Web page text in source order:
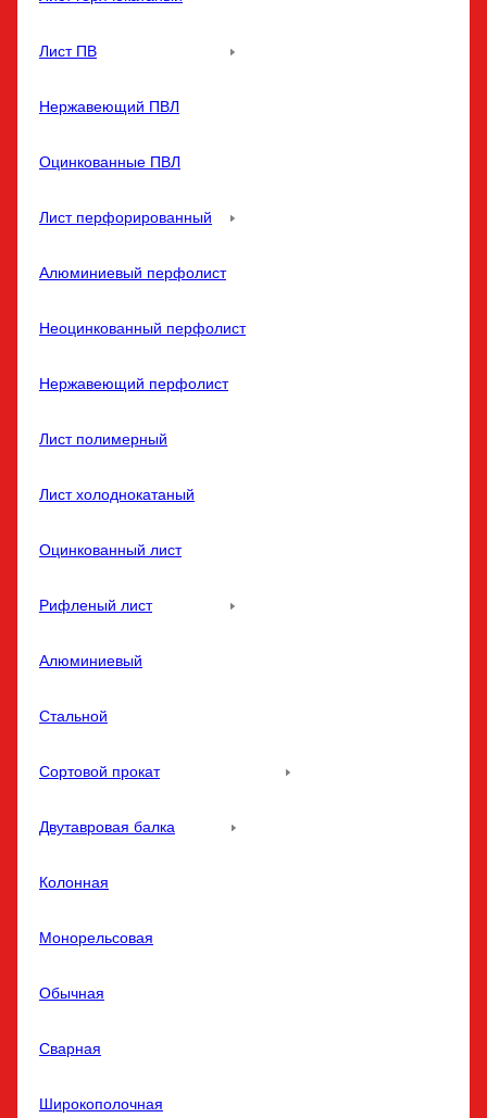
Лист ПВ
Нержавеющий ПВЛ
Оцинкованные ПВЛ
Лист перфорированный
Алюминиевый перфолист
Неоцинкованный перфолист
Нержавеющий перфолист
Лист полимерный
Лист холоднокатаный
Оцинкованный лист
Рифленый лист
Алюминиевый
Стальной
Сортовой прокат
Двутавровая балка
Колонная
Монорельсовая
Обычная
Сварная
Широкополочная